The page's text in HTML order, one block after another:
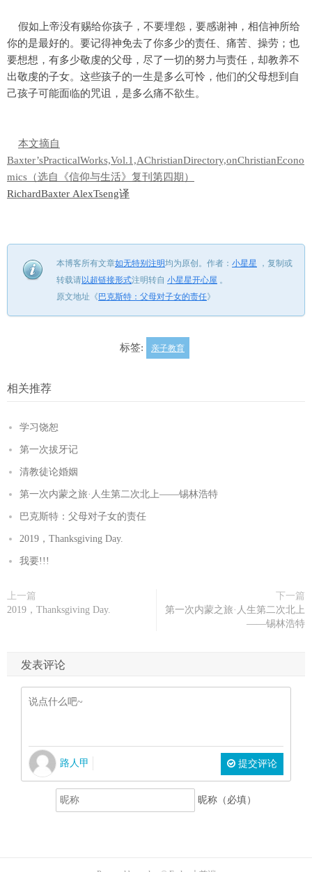
假如上帝没有赐给你孩子，不要埋怨，要感谢神，相信神所给
你的是最好的。要记得神免去了你多少的责任、痛苦、操劳；也
要想想，有多少敬虔的父母，尽了一切的努力与责任，却教养不
出敬虔的子女。这些孩子的一生是多么可怜，他们的父母想到自
己孩子可能面临的咒诅，是多么痛不欲生。
本文摘自
Baxter’sPracticalWorks,Vol.1,AChristianDirectory,onChristianEcono
mics （选自《信仰与生活》复刊第四期）
RichardBaxter AlexTseng译
本博客所有文章如无特别注明均为原创。 作者： 小星星 ， 复制或
转载请以超链接形式注明转自 小星星开心屋 。
原文地址《 巴克斯特：父母对子女的责任》
标签: 亲子教育
相关推荐
学习饶恕
第一次拔牙记
清教徒论婚姻
第一次内蒙之旅·人生第二次北上——锡林浩特
巴克斯特：父母对子女的责任
2019，Thanksgiving Day.
我要!!!
上一篇
2019，Thanksgiving Day.
下一篇
第一次内蒙之旅·人生第二次北上
——锡林浩特
发表评论
路人甲 提交评论
昵称（必填）